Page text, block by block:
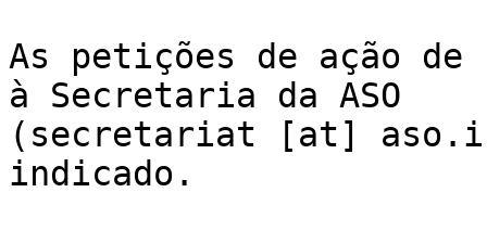
As petições de ação de
à Secretaria da ASO
(secretariat [at]
indicado.